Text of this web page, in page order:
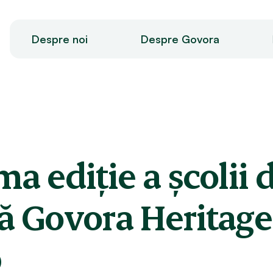
Despre noi Despre Govora
ediție a școlii
Govora Heritage